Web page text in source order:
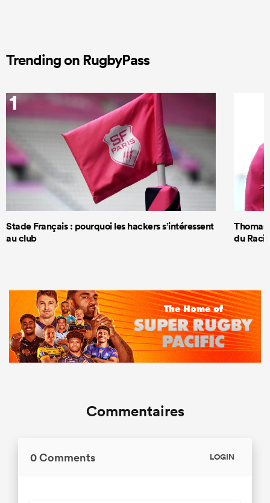
Trending on RugbyPass
1
Stade Français : pourquoi les hackers s’intéressent
au club
Thomas
du
Commentaires
0 Comments LOGIN